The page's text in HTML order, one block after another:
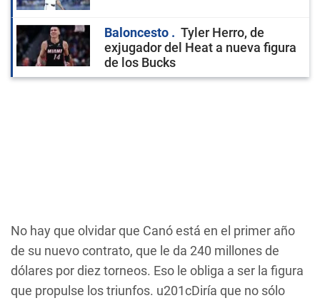
Baloncesto
Tyler Herro, de
exjugador del Heat a nueva figura
de los Bucks
No hay que olvidar que Canó está en el primer año
de su nuevo contrato, que le da 240 millones de
dólares por diez torneos. Eso le obliga a ser la figura
que propulse los triunfos. u201cDiría que no sólo